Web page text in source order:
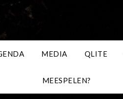
MEDIA QLITE
MEESPELEN?